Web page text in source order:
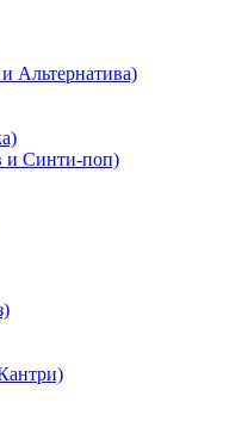
Альтернатива)
и Синти-поп)